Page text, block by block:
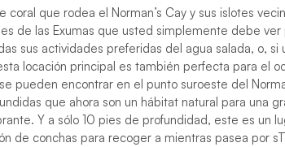
coral que rodea el Norman’s Cay y sus islotes
de las Exumas que usted simplemente debe ver
sus actividades preferidas del agua salada, o,
locación principal es también perfecta para el
pueden encontrar en el punto suroeste del
que ahora son un hábitat natural para una
Y a sólo 10 pies de profundidad, este es un
de conchas para recoger a mientras pasea por